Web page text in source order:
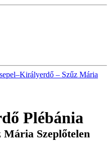
– Szűz Mária
Plébánia
Szeplőtelen